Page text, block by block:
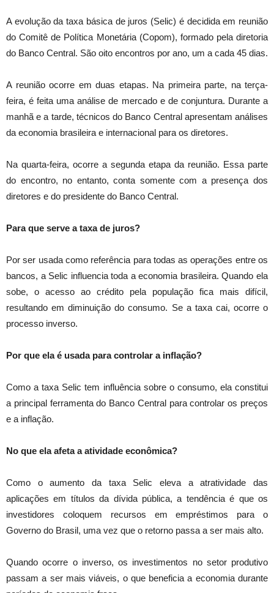
A evolução da taxa básica de juros (Selic) é decidida em reunião
do Comitê de Política Monetária (Copom), formado pela diretoria
do Banco Central. São oito encontros por ano, um a cada 45 dias.
A reunião ocorre em duas etapas. Na primeira parte, na terça-
feira, é feita uma análise de mercado e de conjuntura. Durante a
manhã e a tarde, técnicos do Banco Central apresentam análises
da economia brasileira e internacional para os diretores.
Na quarta-feira, ocorre a segunda etapa da reunião. Essa parte
do encontro, no entanto, conta somente com a presença dos
diretores e do presidente do Banco Central.
Para que serve a taxa de juros?
Por ser usada como referência para todas as operações entre os
bancos, a Selic influencia toda a economia brasileira. Quando ela
sobe, o acesso ao crédito pela população fica mais difícil,
resultando em diminuição do consumo. Se a taxa cai, ocorre o
processo inverso.
Por que ela é usada para controlar a inflação?
Como a taxa Selic tem influência sobre o consumo, ela constitui
a principal ferramenta do Banco Central para controlar os preços
e a inflação.
No que ela afeta a atividade econômica?
Como o aumento da taxa Selic eleva a atratividade das
aplicações em títulos da dívida pública, a tendência é que os
investidores coloquem recursos em empréstimos para o
Governo do Brasil, uma vez que o retorno passa a ser mais alto.
Quando ocorre o inverso, os investimentos no setor produtivo
passam a ser mais viáveis, o que beneficia a economia durante